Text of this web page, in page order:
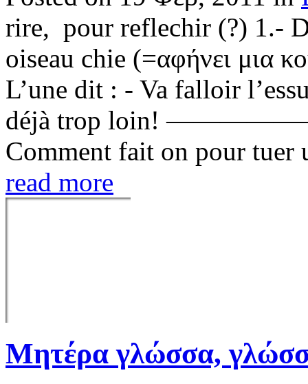
rire, pour reflechir (?) 1.-
oiseau chie (=αφήνει μια
L’une dit : - Va falloir
déjà trop loin!
Comment fait on pour tuer
read more
Μητέρα γλώσσα,